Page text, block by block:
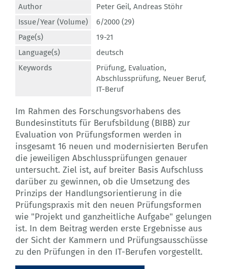
Author Peter Geil, Andreas Stöhr
Issue/Year (Volume)
6/2000 (29)
Page(s)
19-21
Language(s)
deutsch
Keywords
Prüfung, Evaluation,
Abschlussprüfung, Neuer Beruf,
IT-Beruf
Im Rahmen des Forschungsvorhabens des
Bundesinstituts für Berufsbildung (BIBB) zur
Evaluation von Prüfungsformen werden in
insgesamt 16 neuen und modernisierten Berufen
die jeweiligen Abschlussprüfungen genauer
untersucht. Ziel ist, auf breiter Basis Aufschluss
darüber zu gewinnen, ob die Umsetzung des
Prinzips der Handlungsorientierung in die
Prüfungspraxis mit den neuen Prüfungsformen
wie "Projekt und ganzheitliche Aufgabe" gelungen
ist. In dem Beitrag werden erste Ergebnisse aus
der Sicht der Kammern und Prüfungsausschüsse
zu den Prüfungen in den IT-Berufen vorgestellt.